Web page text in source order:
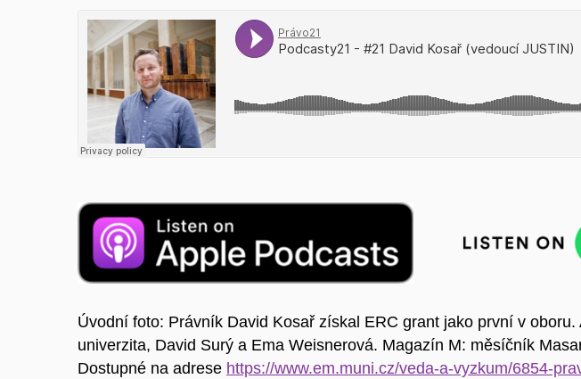
Úvodní foto: Právník David Kosař získal ERC grant jako první v oboru.
univerzita, David Surý a Ema Weisnerová. Magazín M: měsíčník
Dostupné na adrese https://www.em.muni.cz/veda-a-vyzkum/6854-